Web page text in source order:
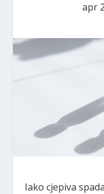
apr
Iako cjepiva